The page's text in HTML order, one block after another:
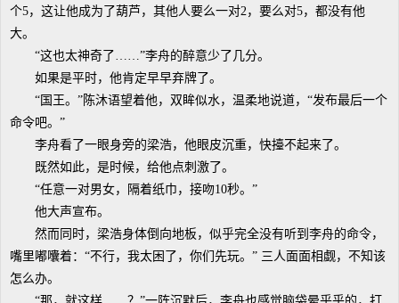
个5，这让他成为了葫芦，其他人要么一对2，要么对5，都没有他
大。
“这也太神奇了……”李舟的醉意少了几分。
如果是平时，他肯定早早弃牌了。
“国王。”陈沐语望着他，双眸似水，温柔地说道，“发布最后一个
命令吧。”
李舟看了一眼身旁的梁浩，他眼皮沉重，快擡不起来了。
既然如此，是时候，给他点刺激了。
“任意一对男女，隔着纸巾，接吻10秒。”
他大声宣布。
然而同时，梁浩身体倒向地板，似乎完全没有听到李舟的命令，
嘴里嘟囔着：“不行，我太困了，你们先玩。” 三人面面相觑，不知该
怎么办。